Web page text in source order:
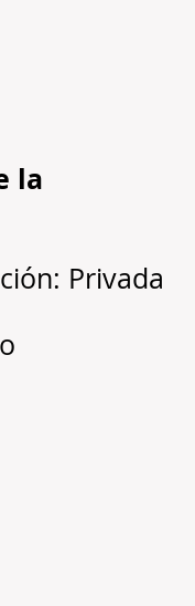
la
Privada